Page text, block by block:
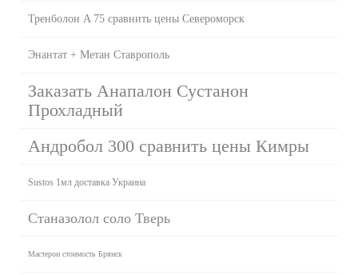
Тренболон A 75 сравнить цены Североморск
Энантат + Метан Ставрополь
Заказать Анапалон Сустанон
Прохладный
Андробол 300 сравнить цены Кимры
Sustos 1мл доставка Украина
Станазолол соло Тверь
Мастерон стоимость Брянск